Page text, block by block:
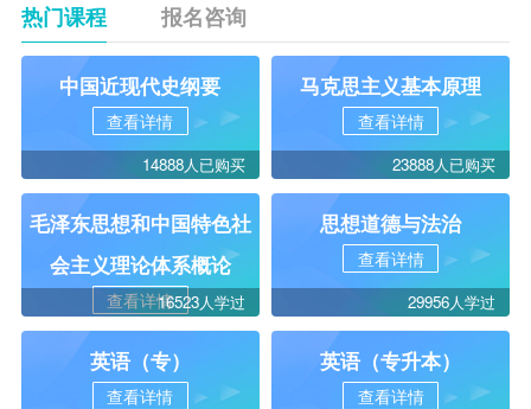
热门课程 报名咨询
中国近现代史纲要
查看详情
14888人已购买
马克思主义基本原理
查看详情
23888人已购买
毛泽东思想和中国特色社
会主义理论体系概论
查看详情16523人学过
思想道德与法治
查看详情
29956人学过
英语（专）
查看详情
英语（专升本）
查看详情